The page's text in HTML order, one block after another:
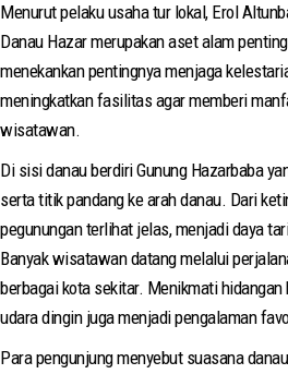
Menurut pelaku usaha tur lokal, Erol
Danau Hazar merupakan aset alam
menekankan pentingnya menjaga
meningkatkan fasilitas agar memberi
wisatawan.
Di sisi danau berdiri Gunung Hazarbaba
serta titik pandang ke arah danau. Dari
pegunungan terlihat jelas, menjadi daya
Banyak wisatawan datang melalui
berbagai kota sekitar. Menikmati
udara dingin juga menjadi pengalaman
Para pengunjung menyebut suasana